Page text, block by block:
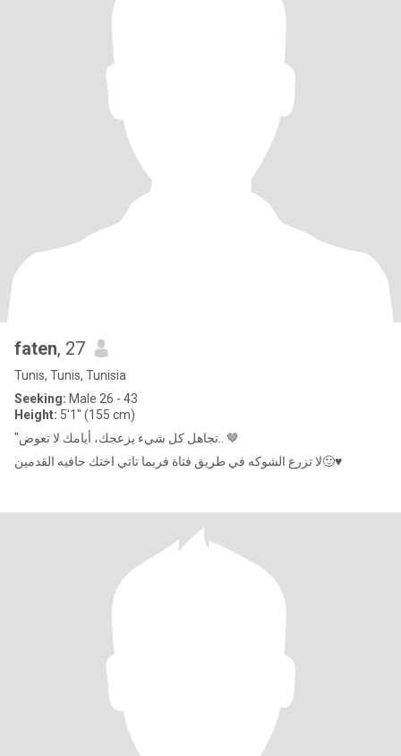
faten, 27
Tunis, Tunis, Tunisia
Seeking: Male 26 - 43
Height: 5'1" (155 cm)
"تجاهل كل شيء يزعجك، أيامك لا تعوض.. 🤎
لا تزرع الشوكه في طريق فتاة فربما تاتي اختك حافيه القدمين🙂♥